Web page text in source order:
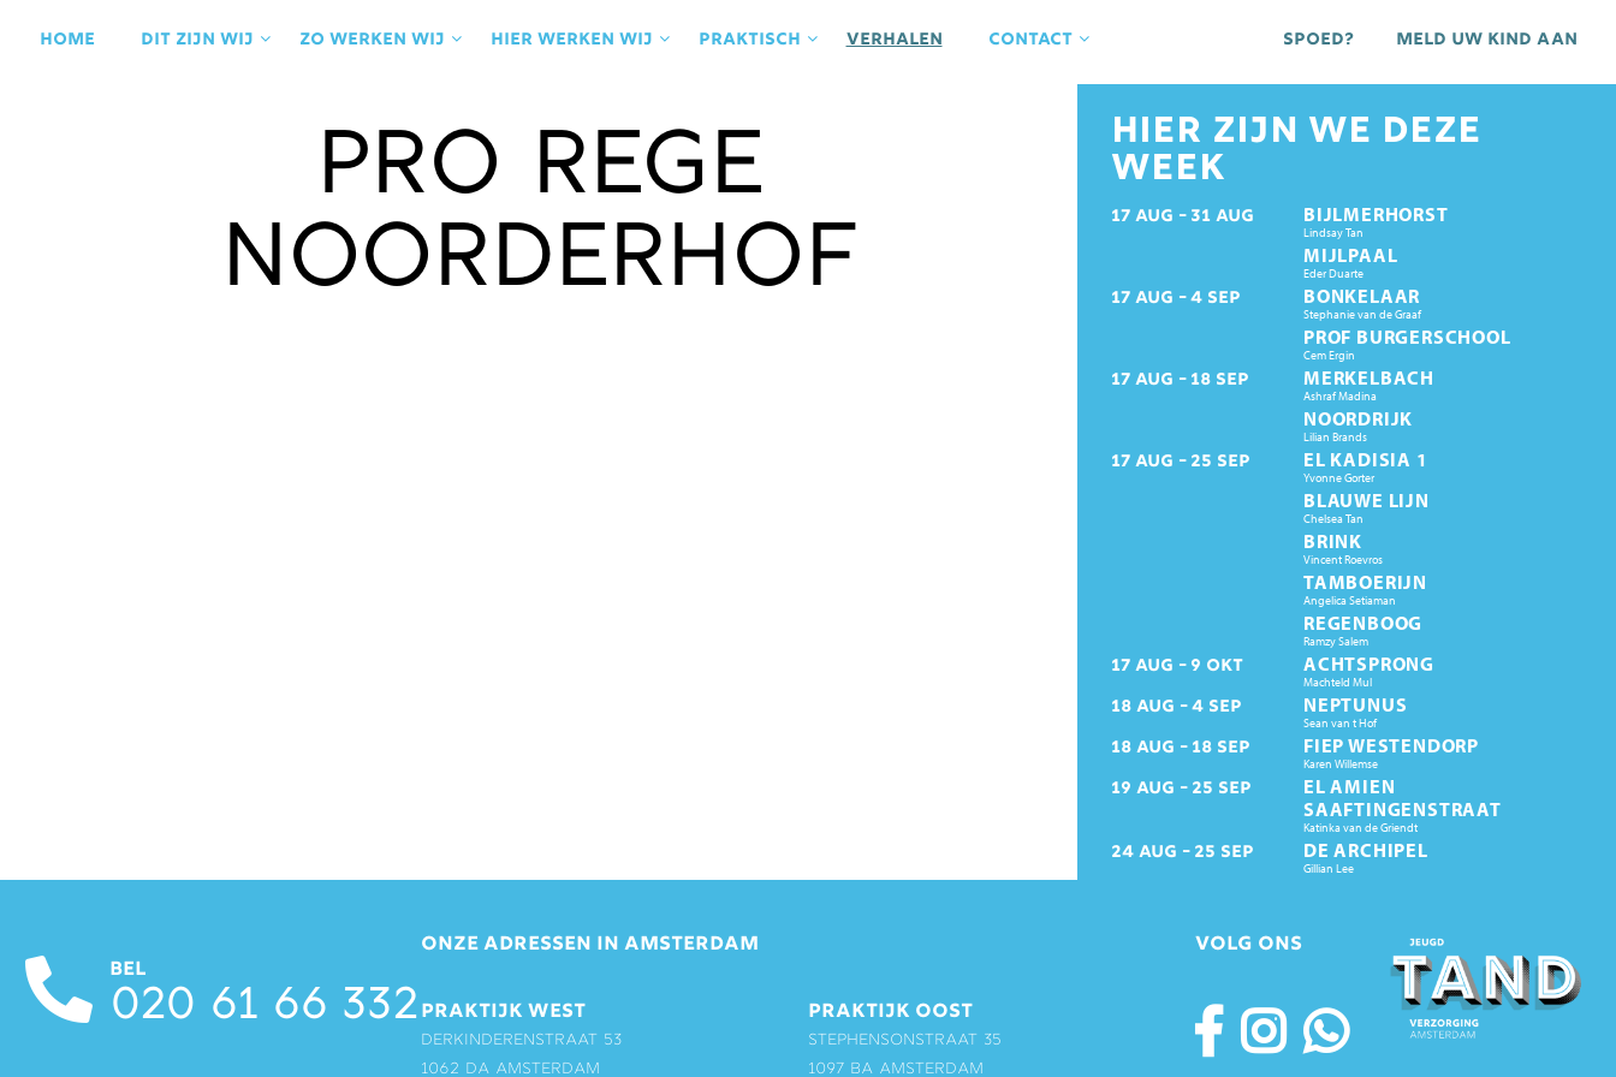
Home Dit zijn wij Zo werken wij Hier werken wij praktisch Verhalen contact Meld uw kind aan
Spoed?
Pro Rege
Noorderhof
HIER ZIJN WE DEZE
WEEK
17 AUG 31 AUG BIJLMERHORST
Lindsay Tan
MIJLPAAL
Eder Duarte
17 AUG 4 SEP BONKELAAR
Stephanie van de Graaf
PROF BURGERSCHOOL
Cem Ergin
17 AUG 18 SEP MERKELBACH
Ashraf Madina
NOORDRIJK
Lilian Brands
17 AUG 25 SEP EL KADISIA 1
Yvonne Gorter
BLAUWE LIJN
Chelsea Tan
BRINK
Vincent Roevros
TAMBOERIJN
Angelica Setiaman
REGENBOOG
Ramzy Salem
17 AUG 9 OKT ACHTSPRONG
Machteld Mul
18 AUG 4 SEP NEPTUNUS
Sean van t Hof
18 AUG 18 SEP FIEP WESTENDORP
Karen Willemse
19 AUG 25 SEP
EL AMIEN
SAAFTINGENSTRAAT
Katinka van de Griendt
24 AUG 25 SEP DE ARCHIPEL
Gillian Lee
BEL
020 61 66 332
ONZE ADRESSEN IN AMSTERDAM
PRAKTIJK WEST
Derkinderenstraat 53
1062 DA Amsterdam
PRAKTIJK OOST
Stephensonstraat 35
1097 BA Amsterdam
VOLG ONS